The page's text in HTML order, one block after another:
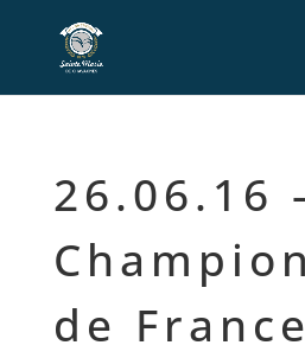
26.06.16
de France